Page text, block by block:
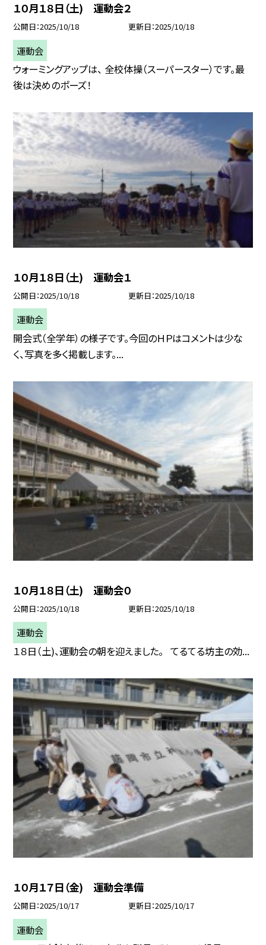
１０月１８日（土) 運動会２
公開日 2025/10/18 更新日 2025/10/18
運動会
ウォーミングアップは、 全校体操（スーパースター）です。最
後は決めのポーズ！
１０月１８日（土) 運動会１
公開日 2025/10/18 更新日 2025/10/18
運動会
開会式（全学年）の様子です。今回のＨＰはコメントは少な
く、写真を多く掲載します。...
１０月１８日（土) 運動会０
公開日 2025/10/18 更新日 2025/10/18
運動会
１８日（土)、運動会の朝を迎えました。 てるてる坊主の効...
１０月１７日（金) 運動会準備
公開日 2025/10/17 更新日 2025/10/17
運動会